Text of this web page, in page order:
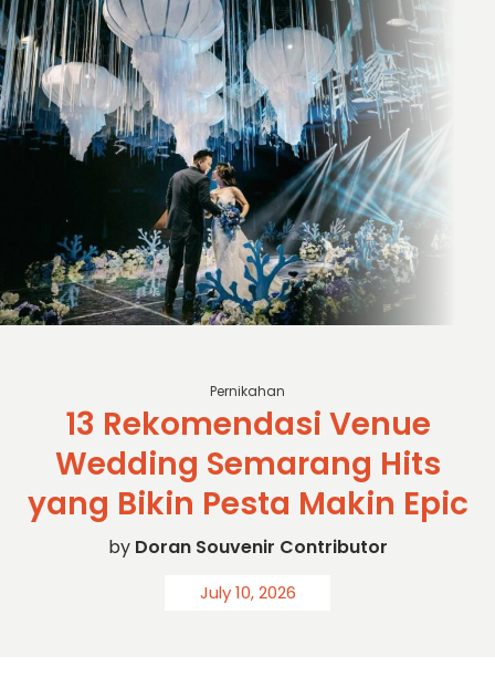
Pernikahan
13 Rekomendasi Venue
Wedding Semarang Hits
yang Bikin Pesta Makin Epic
by Doran Souvenir Contributor
July 10, 2026